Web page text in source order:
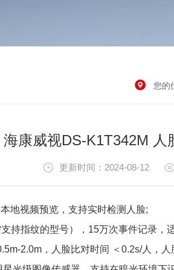
您的
海康威视DS-K1T342M 人
更新时间：2024-08-12
地视频预览，支持实时检测人脸;
持指纹的型号），15万次事件记录，
2.0m，人脸比对时间 ＜0.2s/人，